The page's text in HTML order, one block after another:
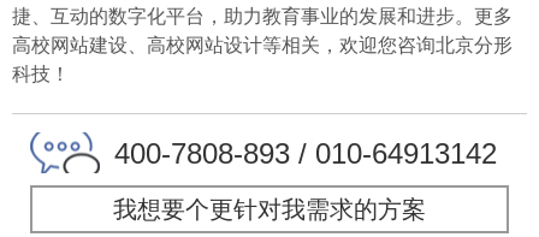
捷、互动的数字化平台，助力教育事业的发展和进步。更多
高校网站建设、高校网站设计等相关，欢迎您咨询北京分形
科技！
400-7808-893 / 010-64913142
我想要个更针对我需求的方案